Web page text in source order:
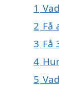
1
2 Få
3 Få
4
5